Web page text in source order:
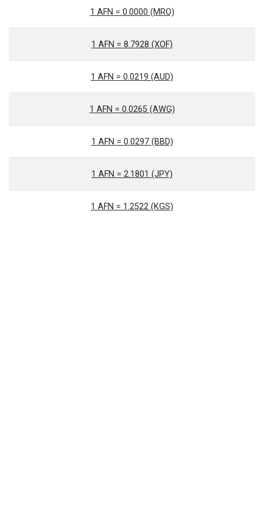
1 AFN = 0.0000 (MRO)
1 AFN = 8.7928 (XOF)
1 AFN = 0.0219 (AUD)
1 AFN = 0.0265 (AWG)
1 AFN = 0.0297 (BBD)
1 AFN = 2.1801 (JPY)
1 AFN = 1.2522 (KGS)